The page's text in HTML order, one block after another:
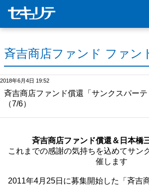
斉吉商店ファンド ファン
2018年6月4日 19:52
斉吉商店ファンド償還「サンクスパー
（7/6）
斉吉商店ファンド償還＆日本橋
これまでの感謝の気持ちを込めてサン
催します
2011年4月25日に募集開始した「斉吉